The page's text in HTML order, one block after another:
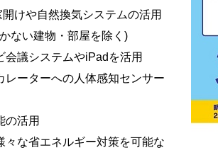
けや自然換気システムの活用
ない建物・部屋を除く)
会議システムやiPadを活用
レーターへの人体感知センサー
の活用
々な省エネルギー対策を可能な